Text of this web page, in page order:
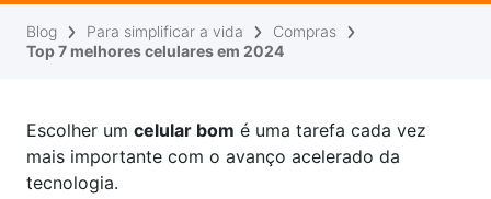
Blog Para simplificar a vida
Compras
Top 7 melhores celulares em 2024
Escolher um celular bom é uma tarefa cada vez
mais importante com o avanço acelerado da
tecnologia.